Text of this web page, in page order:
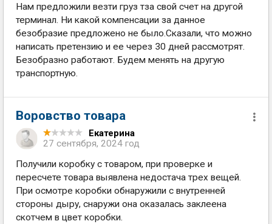
Нам предложили везти груз тза свой счет на другой
терминал. Ни какой компенсации за данное
безобразие предложено не было.Сказали, что можно
написать претензию и ее через 30 дней рассмотрят.
Безобразно работают. Будем менять на другую
транспортную.
Воровство товара
Екатерина
27 сентября, 2024 год
Получили коробку с товаром, при проверке и
пересчете товара выявлена недостача трех вещей.
При осмотре коробки обнаружили с внутренней
стороны дыру, снаружи она оказалась заклеена
скотчем в цвет коробки.